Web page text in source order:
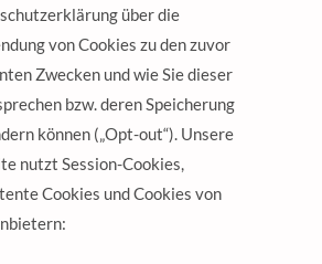
über die
von Cookies zu den zuvor
Zwecken und wie Sie dieser
bzw. deren Speicherung
können („Opt-out“). Unsere
nutzt Session-Cookies,
Cookies und Cookies von